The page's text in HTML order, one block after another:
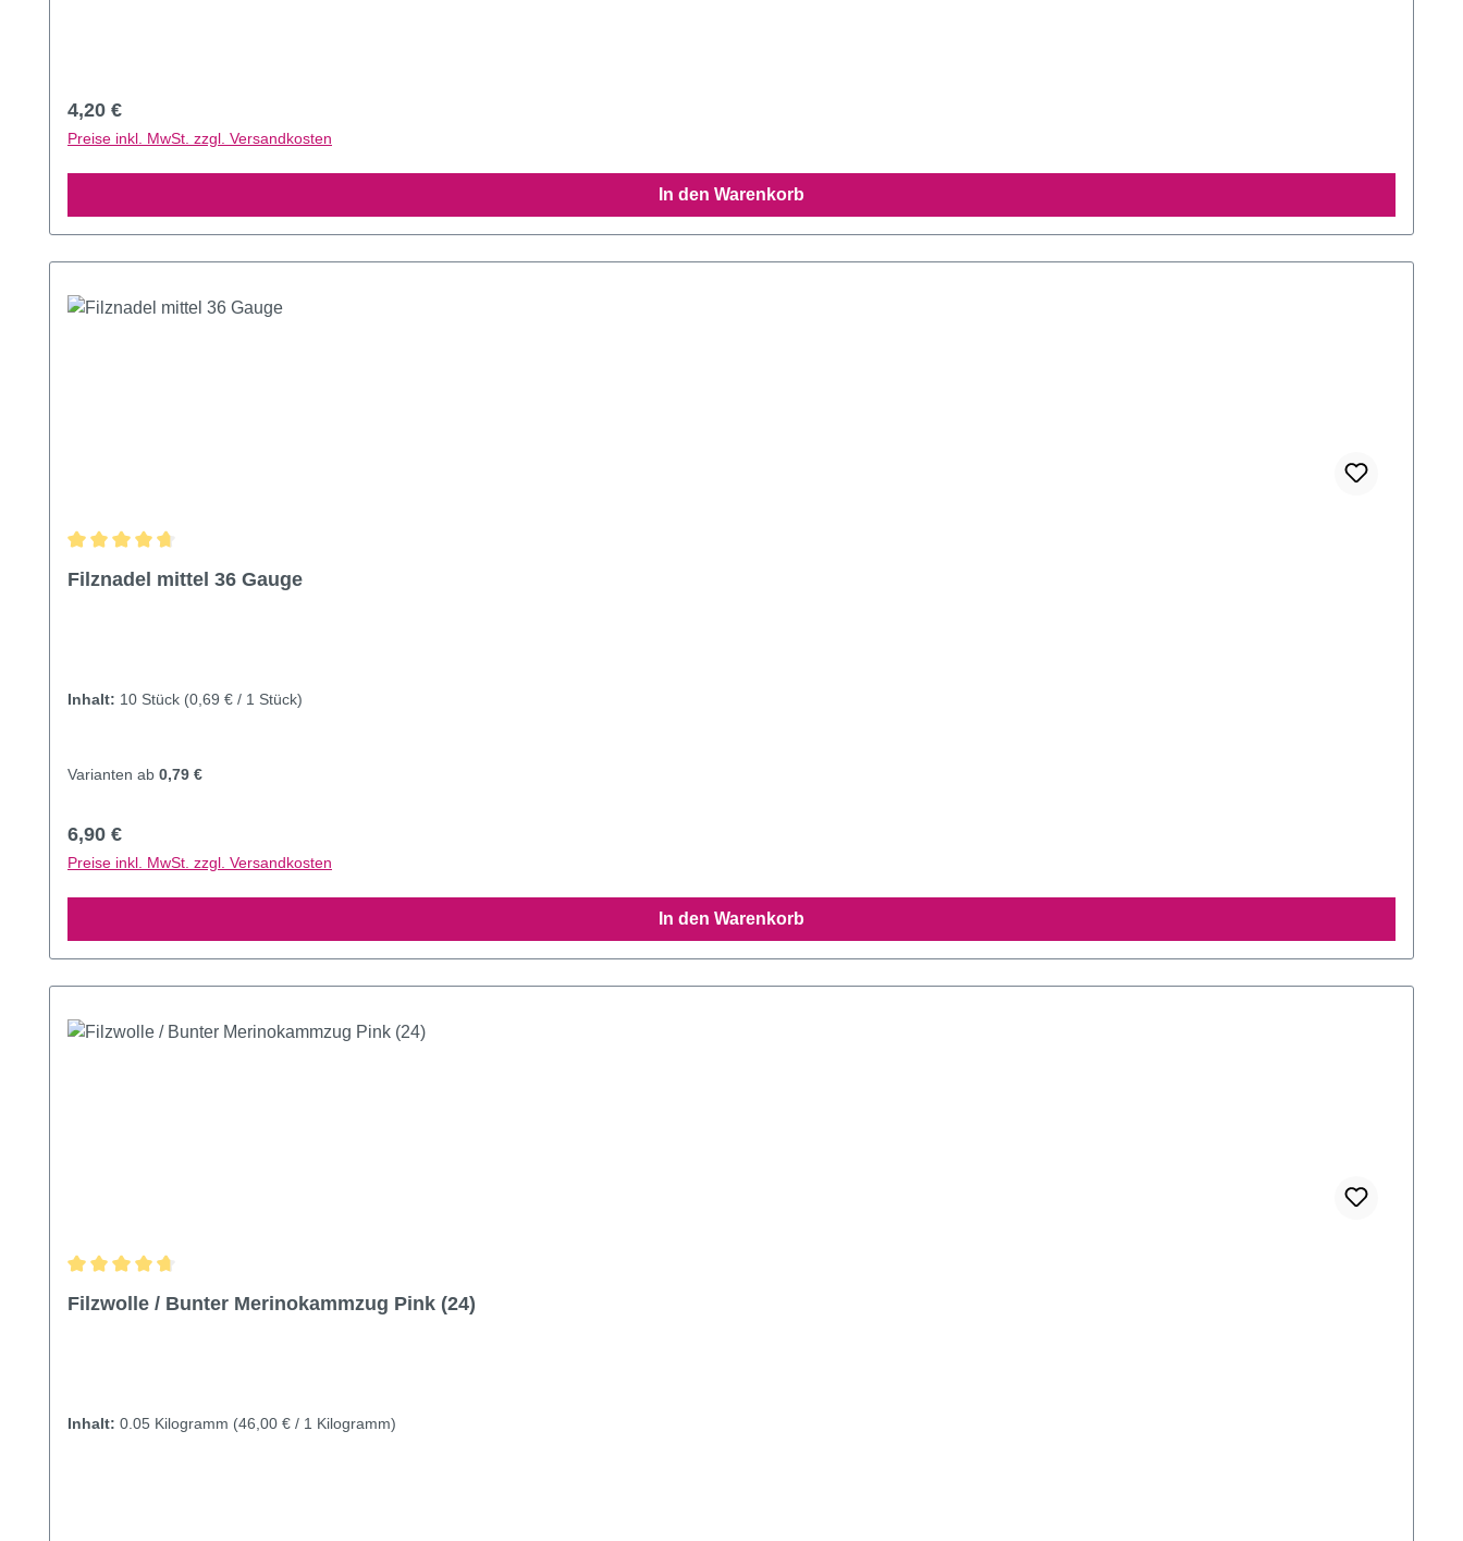
Regulärer Preis:
4,20 €
Preise inkl. MwSt. zzgl. Versandkosten
In den Warenkorb
Durchschnittliche Bewertung von 4.76 von 5 Sternen
Filznadel mittel 36 Gauge
Inhalt: 10 Stück (0,69 € / 1 Stück)
Varianten ab 0,79 €
Regulärer Preis:
6,90 €
Preise inkl. MwSt. zzgl. Versandkosten
In den Warenkorb
Durchschnittliche Bewertung von 4.72 von 5 Sternen
Filzwolle / Bunter Merinokammzug Pink (24)
Inhalt: 0.05 Kilogramm (46,00 € / 1 Kilogramm)